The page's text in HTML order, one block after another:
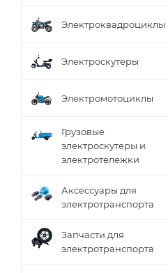
Электроквадроциклы
Электроскутеры
Электромотоциклы
Грузовые
электроскутеры и
электротележки
Аксессуары для
электротранспорта
Запчасти для
электротранспорта